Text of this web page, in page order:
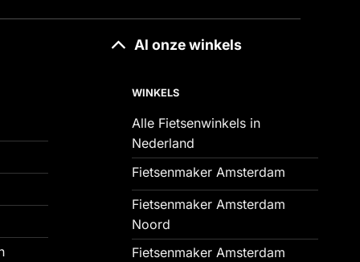
Al onze winkels
WINKELS
Alle Fietsenwinkels in
Nederland
Fietsenmaker Amsterdam
Fietsenmaker Amsterdam
Noord
Fietsenmaker Amsterdam